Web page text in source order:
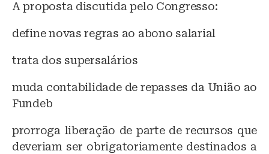
A proposta discutida pelo Congresso:
define novas regras ao abono salarial
trata dos supersalários
muda contabilidade de repasses da União ao
Fundeb
prorroga liberação de parte de recursos que
deveriam ser obrigatoriamente destinados a